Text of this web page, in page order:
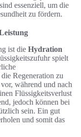
essenziell, um die
zu fördern.
ist die Hydration
spielt
Regeneration zu
während und nach
Flüssigkeitsverlust
jedoch können bei
sein. Ein gut
und somit das